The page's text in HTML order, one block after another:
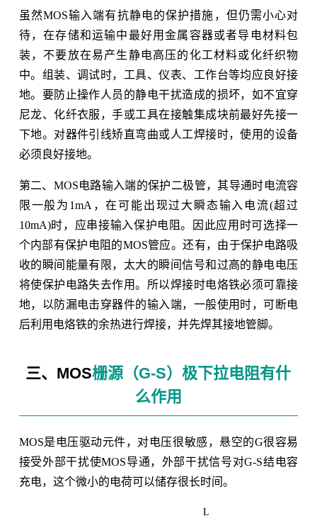
虽然MOS输入端有抗静电的保护措施，但仍需小心对
待，在存储和运输中最好用金属容器或者导电材料包
装，不要放在易产生静电高压的化工材料或化纤织物
中。组装、调试时，工具、仪表、工作台等均应良好接
地。要防止操作人员的静电干扰造成的损坏，如不宜穿
尼龙、化纤衣服，手或工具在接触集成块前最好先接一
下地。对器件引线矫直弯曲或人工焊接时，使用的设备
必须良好接地。
第二、MOS电路输入端的保护二极管，其导通时电流容
限一般为1mA，在可能出现过大瞬态输入电流(超过
10mA)时，应串接输入保护电阻。因此应用时可选择一
个内部有保护电阻的MOS管应。还有，由于保护电路吸
收的瞬间能量有限，太大的瞬间信号和过高的静电电压
将使保护电路失去作用。所以焊接时电烙铁必须可靠接
地，以防漏电击穿器件的输入端，一般使用时，可断电
后利用电烙铁的余热进行焊接，并先焊其接地管脚。
三、MOS栅源（G-S）极下拉电阻有什
么作用
MOS是电压驱动元件，对电压很敏感，悬空的G很容易
接受外部干扰使MOS导通，外部干扰信号对G-S结电容
充电，这个微小的电荷可以储存很长时间。